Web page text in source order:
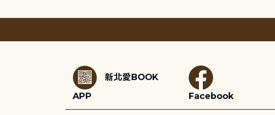
新北愛BOOK
APP
Facebook